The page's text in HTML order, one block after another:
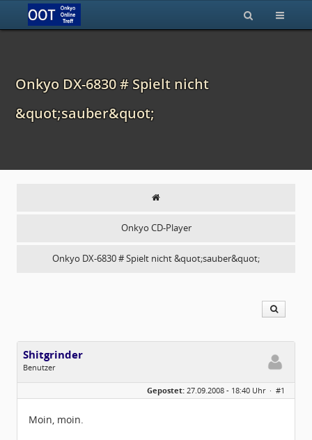
Onkyo DX-6830 # Spielt nicht
&quot;sauber&quot;
Onkyo CD-Player
Onkyo DX-6830 # Spielt nicht &quot;sauber&quot;
Shitgrinder
Benutzer
Geschlecht:
keine Angabe
Dabei seit:
09 / 2008
Gepostet: 27.09.2008 - 18:40 Uhr · #1
Moin, moin.